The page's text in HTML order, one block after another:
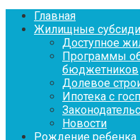
Главная
Жилищные
Доступное
Программы
бюджетников
Долевое
Ипотека с
Новости
Рождение ребенка